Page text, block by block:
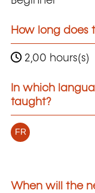
How long does
2,00 hours(s)
In which
taught?
FR
When will the